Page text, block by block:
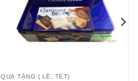
QUÀ TẶNG ( LỄ, TẾT)